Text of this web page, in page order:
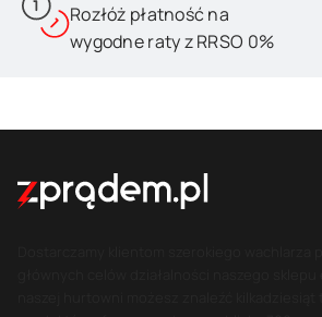
Rozłóż płatność na
wygodne raty z RRSO 0%